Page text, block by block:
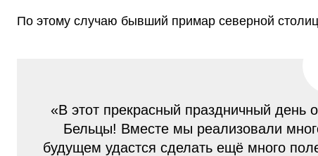
По этому случаю бывший примар северной
«В этот прекрасный праздничный
Бельцы! Вместе мы реализовали
будущем удастся сделать ещё много